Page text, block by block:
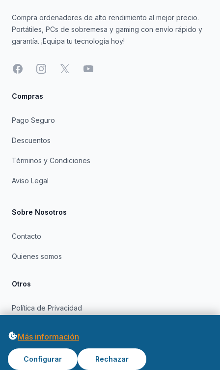
Compra ordenadores de alto rendimiento al mejor precio.
Portátiles, PCs de sobremesa y gaming con envío rápido y
garantía. ¡Equipa tu tecnología hoy!
FacebookInstagram
X YouTube
Compras
Pago Seguro
Descuentos
Términos y Condiciones
Aviso Legal
Sobre Nosotros
Contacto
Quienes somos
Otros
Política de Privacidad
Más información
Configurar Rechazar